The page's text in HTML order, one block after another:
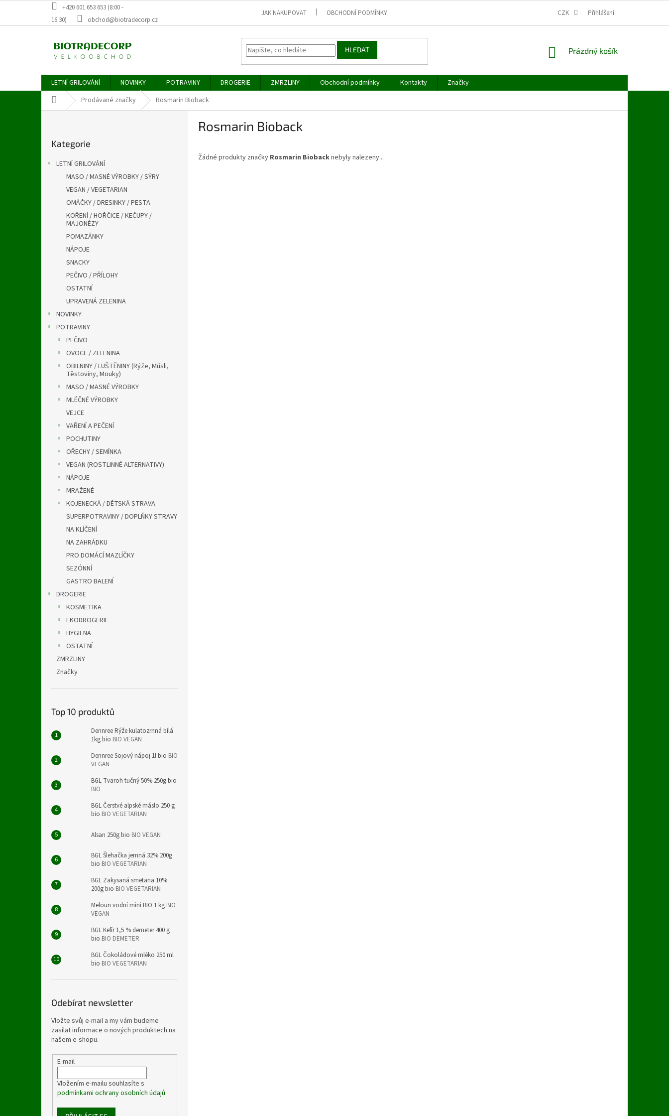
obsah
+420 601 653 653 (8:00 -
16:30)
obchod@biotradecorp.cz
JAK NAKUPOVAT OBCHODNÍ PODMÍNKY CZK Přihlášení
HLEDAT
NÁKUPNÍ
Prázdný košík
LETNÍ GRILOVÁNÍ NOVINKY POTRAVINY DROGERIE ZMRZLINY Obchodní podmínky Kontakty
Značky
Domů Prodávané značky Rosmarin Bioback
kategorie
Kategorie
LETNÍ GRILOVÁNÍ
MASO / MASNÉ VÝROBKY / SÝRY
VEGAN / VEGETARIAN
OMÁČKY / DRESINKY / PESTA
KOŘENÍ / HOŘČICE / KEČUPY /
MAJONÉZY
POMAZÁNKY
NÁPOJE
SNACKY
PEČIVO / PŘÍLOHY
OSTATNÍ
UPRAVENÁ ZELENINA
NOVINKY
POTRAVINY
PEČIVO
OVOCE / ZELENINA
OBILNINY / LUŠTĚNINY (Rýže, Müsli,
Těstoviny, Mouky)
MASO / MASNÉ VÝROBKY
MLÉČNÉ VÝROBKY
VEJCE
VAŘENÍ A PEČENÍ
POCHUTINY
OŘECHY / SEMÍNKA
VEGAN (ROSTLINNÉ ALTERNATIVY)
NÁPOJE
MRAŽENÉ
KOJENECKÁ / DĚTSKÁ STRAVA
SUPERPOTRAVINY / DOPLŇKY STRAVY
NA KLÍČENÍ
NA ZAHRÁDKU
PRO DOMÁCÍ MAZLÍČKY
SEZÓNNÍ
GASTRO BALENÍ
DROGERIE
KOSMETIKA
EKODROGERIE
HYGIENA
OSTATNÍ
ZMRZLINY
Značky
Top 10 produktů
Dennree Rýže kulatozrnná bílá
1kg bio BIO VEGAN
Dennree Sojový nápoj 1l bio BIO
VEGAN
BGL Tvaroh tučný 50% 250g bio
BIO
BGL Čerstvé alpské máslo 250 g
bio BIO VEGETARIAN
Alsan 250g bio BIO VEGAN
BGL Šlehačka jemná 32% 200g
bio BIO VEGETARIAN
BGL Zakysaná smetana 10%
200g bio BIO VEGETARIAN
Meloun vodní mini BIO 1 kg BIO
VEGAN
BGL Kefír 1,5 % demeter 400 g
bio BIO DEMETER
BGL Čokoládové mléko 250 ml
bio BIO VEGETARIAN
Odebírat newsletter
Vložte svůj e-mail a my vám budeme
zasílat informace o nových produktech na
našem e-shopu.
E-mail
Vložením e-mailu souhlasíte s
podmínkami ochrany osobních údajů
Rosmarin Bioback
Žádné produkty značky Rosmarin Biobacknebyly nalezeny...